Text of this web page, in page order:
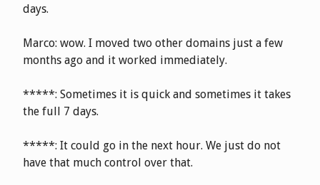
days.
Marco: wow. I moved two other domains just a few
months ago and it worked immediately.
*****: Sometimes it is quick and sometimes it takes
the full 7 days.
*****: It could go in the next hour. We just do not
have that much control over that.